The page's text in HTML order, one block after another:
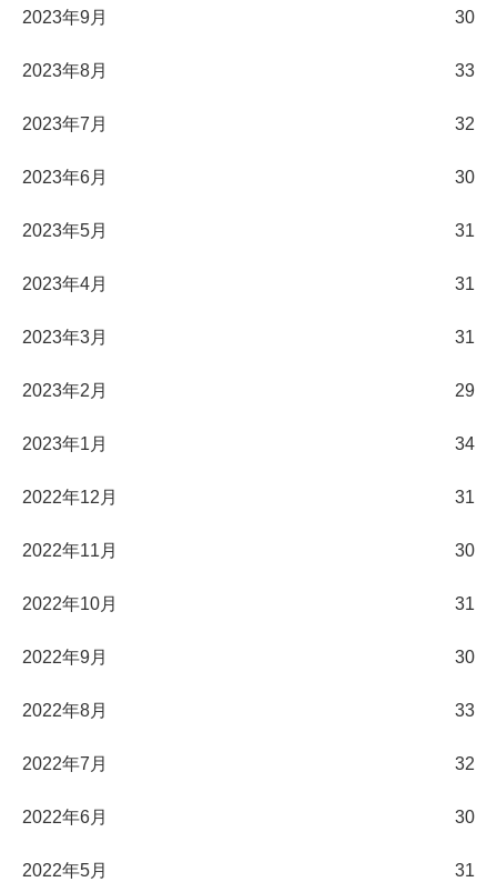
2023年9月 30
2023年8月 33
2023年7月 32
2023年6月 30
2023年5月 31
2023年4月 31
2023年3月 31
2023年2月 29
2023年1月 34
2022年12月 31
2022年11月 30
2022年10月 31
2022年9月 30
2022年8月 33
2022年7月 32
2022年6月 30
2022年5月 31